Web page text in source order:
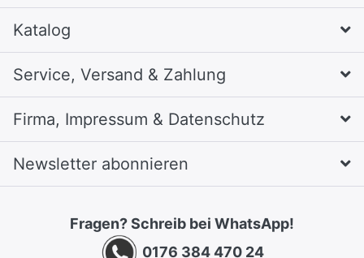
Katalog
Service, Versand & Zahlung
Firma, Impressum & Datenschutz
Newsletter abonnieren
Fragen? Schreib bei WhatsApp!
0176 384 470 24